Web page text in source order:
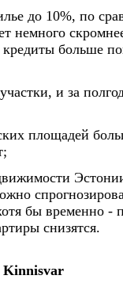
до 10%, по
немного
больше
и за
площадей
бы временно -
снизятся.
Kinnisvar